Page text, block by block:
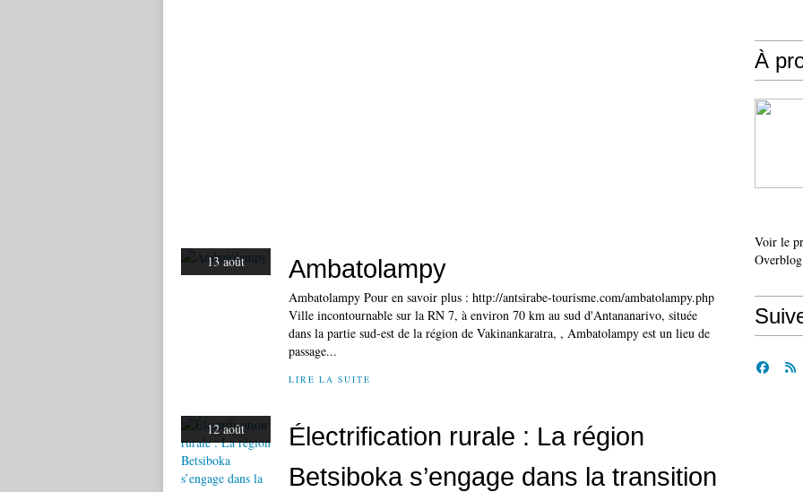
13 août Ambatolampy
Ambatolampy Pour en savoir plus : http://antsirabe-tourisme.com/ambatolampy.php
Ville incontournable sur la RN 7, à environ 70 km au sud d'Antananarivo, située
dans la partie sud-est de la région de Vakinankaratra, , Ambatolampy est un lieu de
passage...
LIRE LA SUITE
12 août
Électrification rurale : La région
Betsiboka s’engage dans la transition
À
Voir le
Overblog